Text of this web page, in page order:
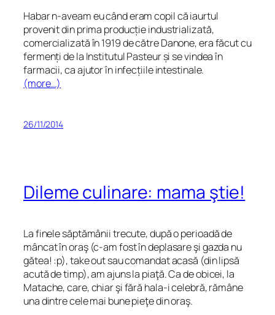
Habar n-aveam eu când eram copil că iaurtul
provenit din prima producție industrializată,
comercializată în 1919 de către Danone, era făcut cu
fermenți de la Institutul Pasteur și se vindea în
farmacii, ca ajutor în infecțiile intestinale.
(more…)
26/11/2014
Dileme culinare: mama ştie!
La finele săptămânii trecute, după o perioadă de
mâncat în oraş (c-am fost în deplasare şi gazda nu
gătea! :p), take out sau comandat acasă (din lipsă
acută de timp), am ajuns la piaţă. Ca de obicei, la
Matache, care, chiar şi fără hala-i celebră, rămâne
una dintre cele mai bune pieţe din oraş.